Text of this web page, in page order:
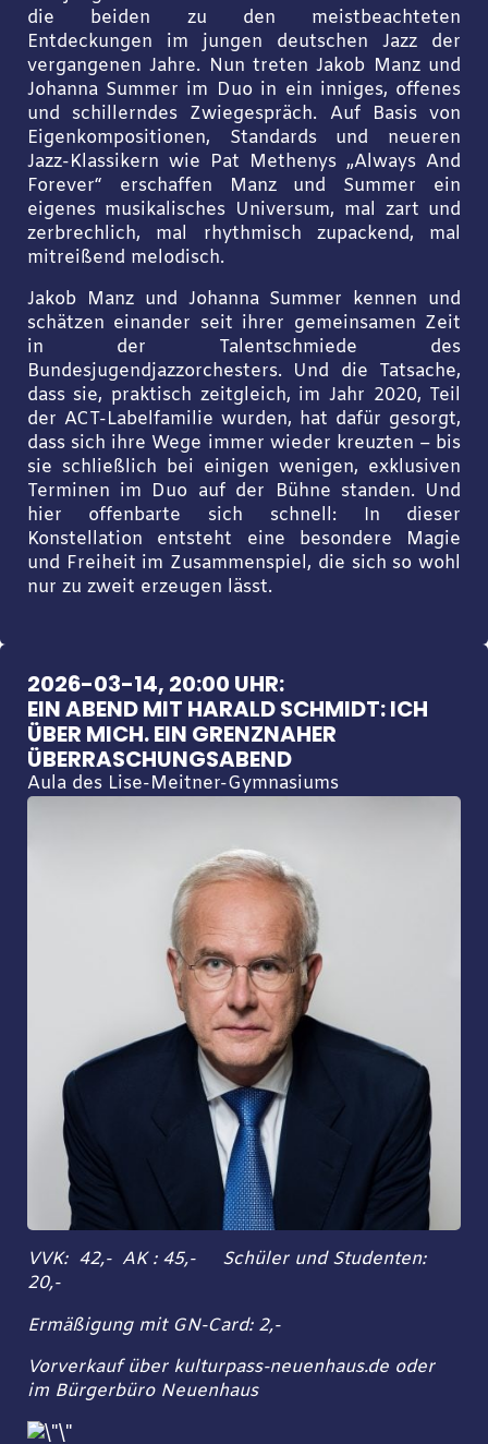
die beiden zu den meistbeachteten
Entdeckungen im jungen deutschen Jazz der
vergangenen Jahre. Nun treten Jakob Manz und
Johanna Summer im Duo in ein inniges, offenes
und schillerndes Zwiegespräch. Auf Basis von
Eigenkompositionen, Standards und neueren
Jazz-Klassikern wie Pat Methenys „Always And
Forever“ erschaffen Manz und Summer ein
eigenes musikalisches Universum, mal zart und
zerbrechlich, mal rhythmisch zupackend, mal
mitreißend melodisch.
Jakob Manz und Johanna Summer kennen und
schätzen einander seit ihrer gemeinsamen Zeit
in der Talentschmiede des
Bundesjugendjazzorchesters. Und die Tatsache,
dass sie, praktisch zeitgleich, im Jahr 2020, Teil
der ACT-Labelfamilie wurden, hat dafür gesorgt,
dass sich ihre Wege immer wieder kreuzten – bis
sie schließlich bei einigen wenigen, exklusiven
Terminen im Duo auf der Bühne standen. Und
hier offenbarte sich schnell: In dieser
Konstellation entsteht eine besondere Magie
und Freiheit im Zusammenspiel, die sich so wohl
nur zu zweit erzeugen lässt.
2026-03-14, 20:00 UHR:
EIN ABEND MIT HARALD SCHMIDT: ICH
ÜBER MICH. EIN GRENZNAHER
ÜBERRASCHUNGSABEND
Aula des Lise-Meitner-Gymnasiums
VVK: 42,- AK : 45,- Schüler und Studenten:
20,-
Ermäßigung mit GN-Card: 2,-
Vorverkauf über kulturpass-neuenhaus.de oder
im Bürgerbüro Neuenhaus